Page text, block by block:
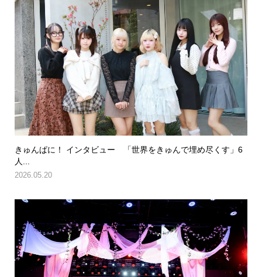
きゅんぱに！ インタビュー 「世界をきゅんで埋め尽くす」6
人...
2026.05.20